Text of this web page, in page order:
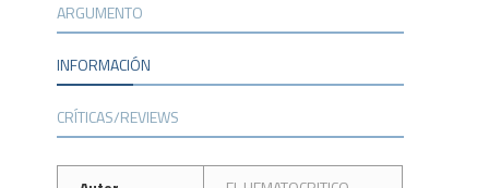
ARGUMENTO
INFORMACIÓN
CRÍTICAS/REVIEWS